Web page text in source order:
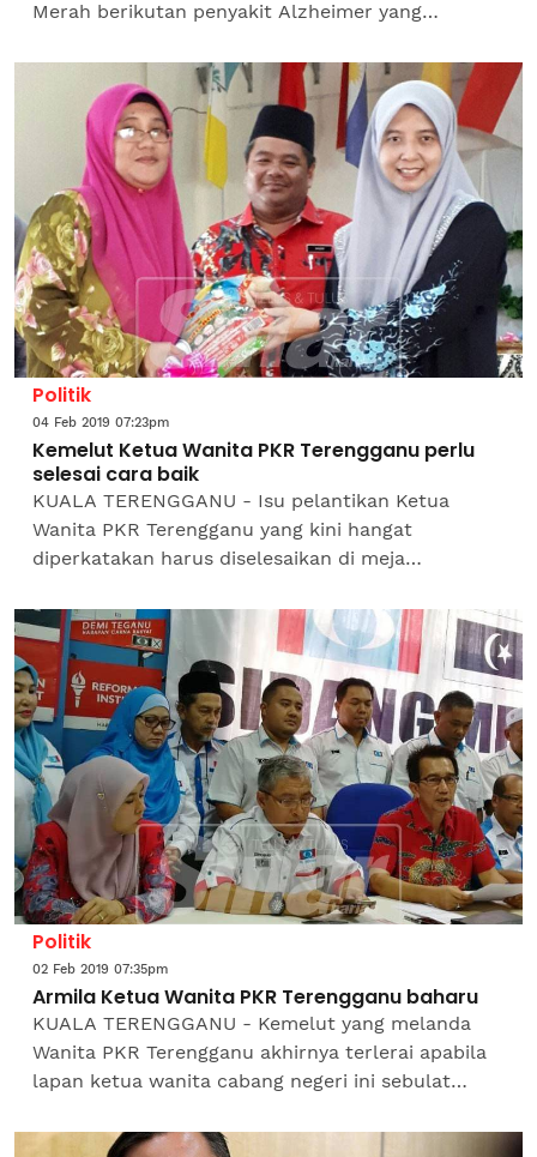
Merah berikutan penyakit Alzheimer yang
dikatakan menaiki...
Politik
04 Feb 2019 07:23pm
Kemelut Ketua Wanita PKR Terengganu perlu
selesai cara baik
KUALA TERENGGANU - Isu pelantikan Ketua
Wanita PKR Terengganu yang kini hangat
diperkatakan harus diselesaikan di meja
PKR Dungun, Armila Alias berharap...
Politik
02 Feb 2019 07:35pm
Armila Ketua Wanita PKR Terengganu baharu
KUALA TERENGGANU - Kemelut yang melanda
Wanita PKR Terengganu akhirnya terlerai apabila
lapan ketua wanita cabang negeri ini sebulat
Armila Alias sebagai...